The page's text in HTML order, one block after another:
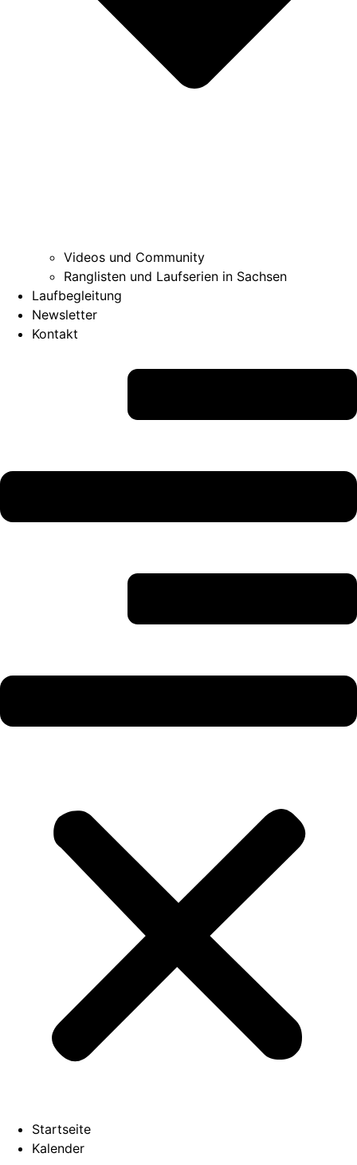
Videos und Community
Ranglisten und Laufserien in Sachsen
Laufbegleitung
Newsletter
Kontakt
Startseite
Kalender